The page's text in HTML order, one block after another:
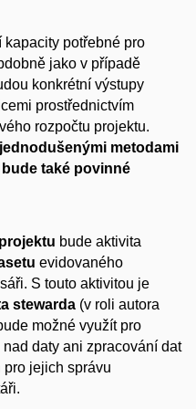
potřebné pro
jako v případě
konkrétní výstupy
prostřednictvím
rozpočtu projektu.
metodami
také povinné
bude aktivita
evidovaného
S touto aktivitou je
stewarda (v roli autora
možné využít pro
daty ani zpracování dat
pro jejich správu